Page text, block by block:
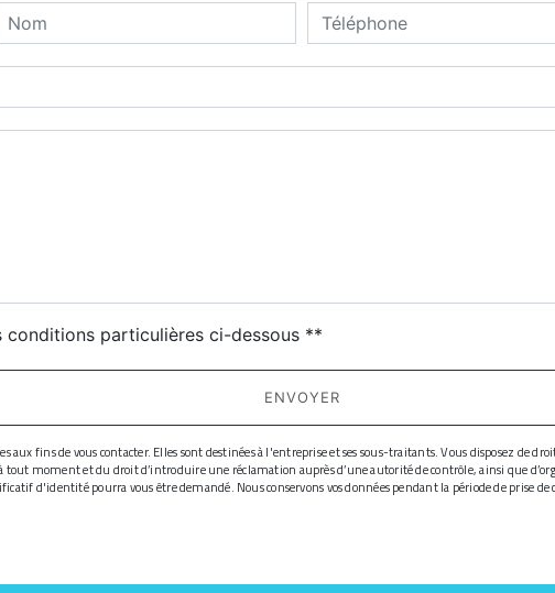
des cookies
conditions particulières ci-dessous **
ENVOYER
aux fins de vous contacter. Elles sont destinées à l'entreprise et ses sous-traitants. Vous disposez de
moment et du droit d’introduire une réclamation auprès d’une autorité de contrôle, ainsi que
d'identité pourra vous être demandé. Nous conservons vos données pendant la période de prise